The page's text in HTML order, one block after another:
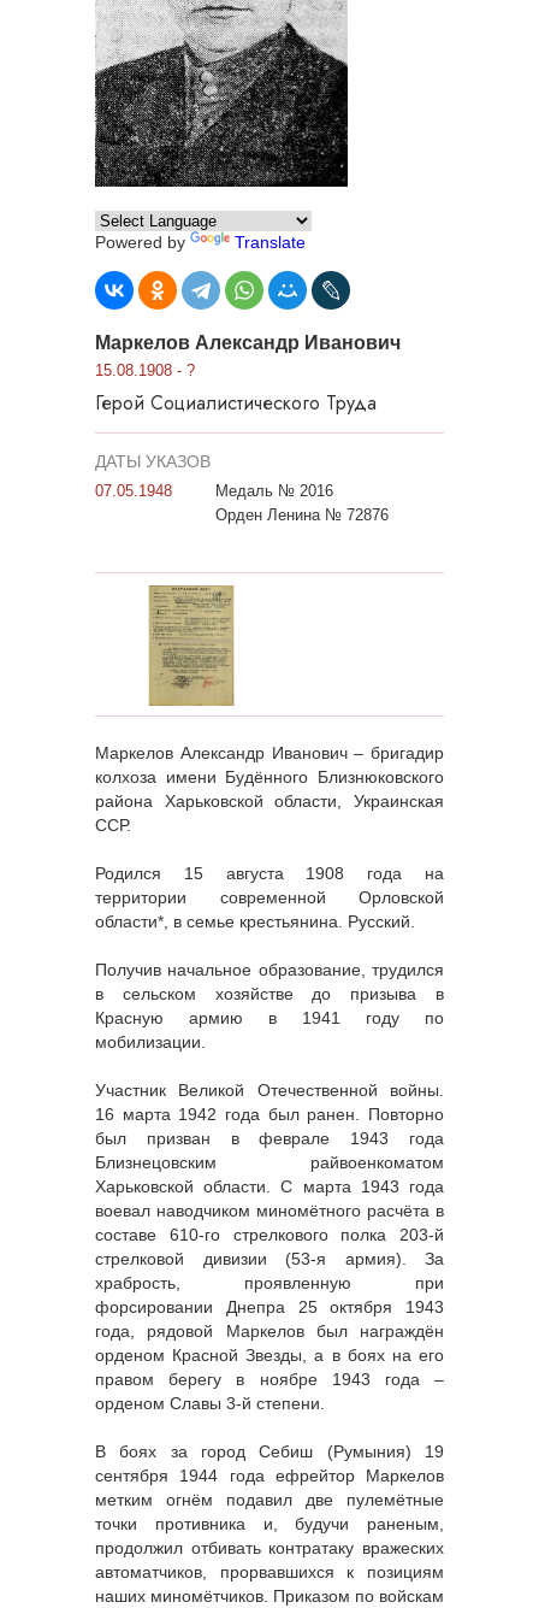
Powered by Translate
Маркелов Александр Иванович
15.08.1908 - ?
Герой Социалистического Труда
ДАТЫ УКАЗОВ
07.05.1948
Медаль № 2016
Орден Ленина № 72876
Маркелов Александр Иванович – бригадир
колхоза имени Будённого Близнюковского
района Харьковской области, Украинская
ССР.
Родился 15 августа 1908 года на
территории современной Орловской
области*, в семье крестьянина. Русский.
Получив начальное образование, трудился
в сельском хозяйстве до призыва в
Красную армию в 1941 году по
мобилизации.
Участник Великой Отечественной войны.
16 марта 1942 года был ранен. Повторно
был призван в феврале 1943 года
Близнецовским райвоенкоматом
Харьковской области. С марта 1943 года
воевал наводчиком миномётного расчёта в
составе 610-го стрелкового полка 203-й
стрелковой дивизии (53-я армия). За
храбрость, проявленную при
форсировании Днепра 25 октября 1943
года, рядовой Маркелов был награждён
орденом Красной Звезды, а в боях на его
правом берегу в ноябре 1943 года –
орденом Славы 3-й степени.
В боях за город Себиш (Румыния) 19
сентября 1944 года ефрейтор Маркелов
метким огнём подавил две пулемётные
точки противника и, будучи раненым,
продолжил отбивать контратаку вражеских
автоматчиков, прорвавшихся к позициям
наших миномётчиков. Приказом по войскам